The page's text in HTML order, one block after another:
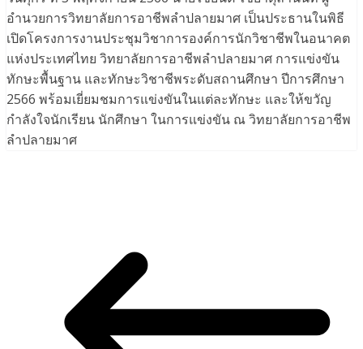
อำนวยการวิทยาลัยการอาชีพลำปลายมาศ เป็นประธานในพิธี
เปิดโครงการงานประชุมวิชาการองค์การนักวิชาชีพในอนาคต
แห่งประเทศไทย วิทยาลัยการอาชีพลำปลายมาศ การแข่งขัน
ทักษะพื้นฐาน และทักษะวิชาชีพระดับสถานศึกษา ปีการศึกษา
2566 พร้อมเยี่ยมชมการแข่งขันในแต่ละทักษะ และให้ขวัญ
กำลังใจนักเรียน นักศึกษา ในการแข่งขัน ณ วิทยาลัยการอาชีพ
ลำปลายมาศ